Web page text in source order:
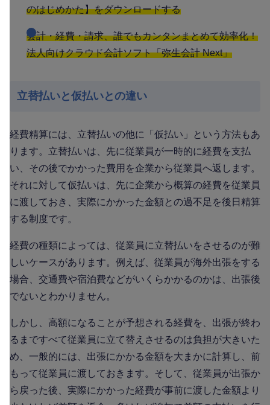
のはじめかた】をダウンロードする
会計・経費・請求、誰でもカンタンまとめて効率化！
法人向けクラウド会計ソフト「弥生会計 Next」
立替払いと仮払いとの違い
経費精算には、立替払いの他に「仮払い」という方法もあ
ります。立替払いは、先に従業員が一時的に経費を支払
い、その後でかかった費用を企業から従業員へ返します。
それに対して仮払いは、先に企業から概算の経費を従業員
に渡しておき、実際にかかった金額との過不足を後日精算
する制度です。
経費の種類によっては、従業員に立替払いをさせるのが難
しいケースがあります。例えば、従業員が海外出張をする
場合、交通費や宿泊費などがいくらかかるのかは、出張後
でないとわかりません。
しかし、高額になることが予想される経費を、出張が終わ
るまですべて従業員に立て替えさせるのは負担が大きいた
め、一般的には、出張にかかる金額を大まかに計算し、前
もって従業員に渡しておきます。そして、従業員が出張か
ら戻った後、実際にかかった経費が事前に渡した金額より